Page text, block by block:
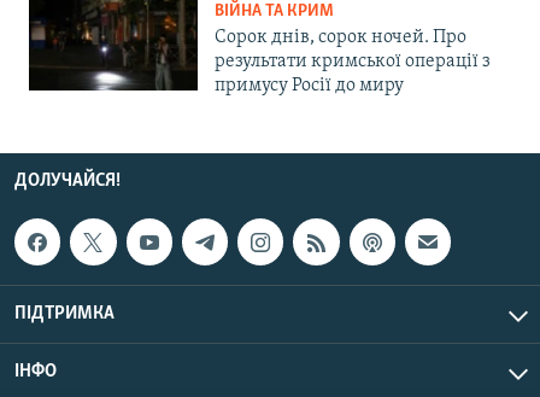
ВІЙНА ТА КРИМ
Сорок днів, сорок ночей. Про
результати кримської операції з
примусу Росії до миру
ДОЛУЧАЙСЯ!
ПІДТРИМКА
ІНФО